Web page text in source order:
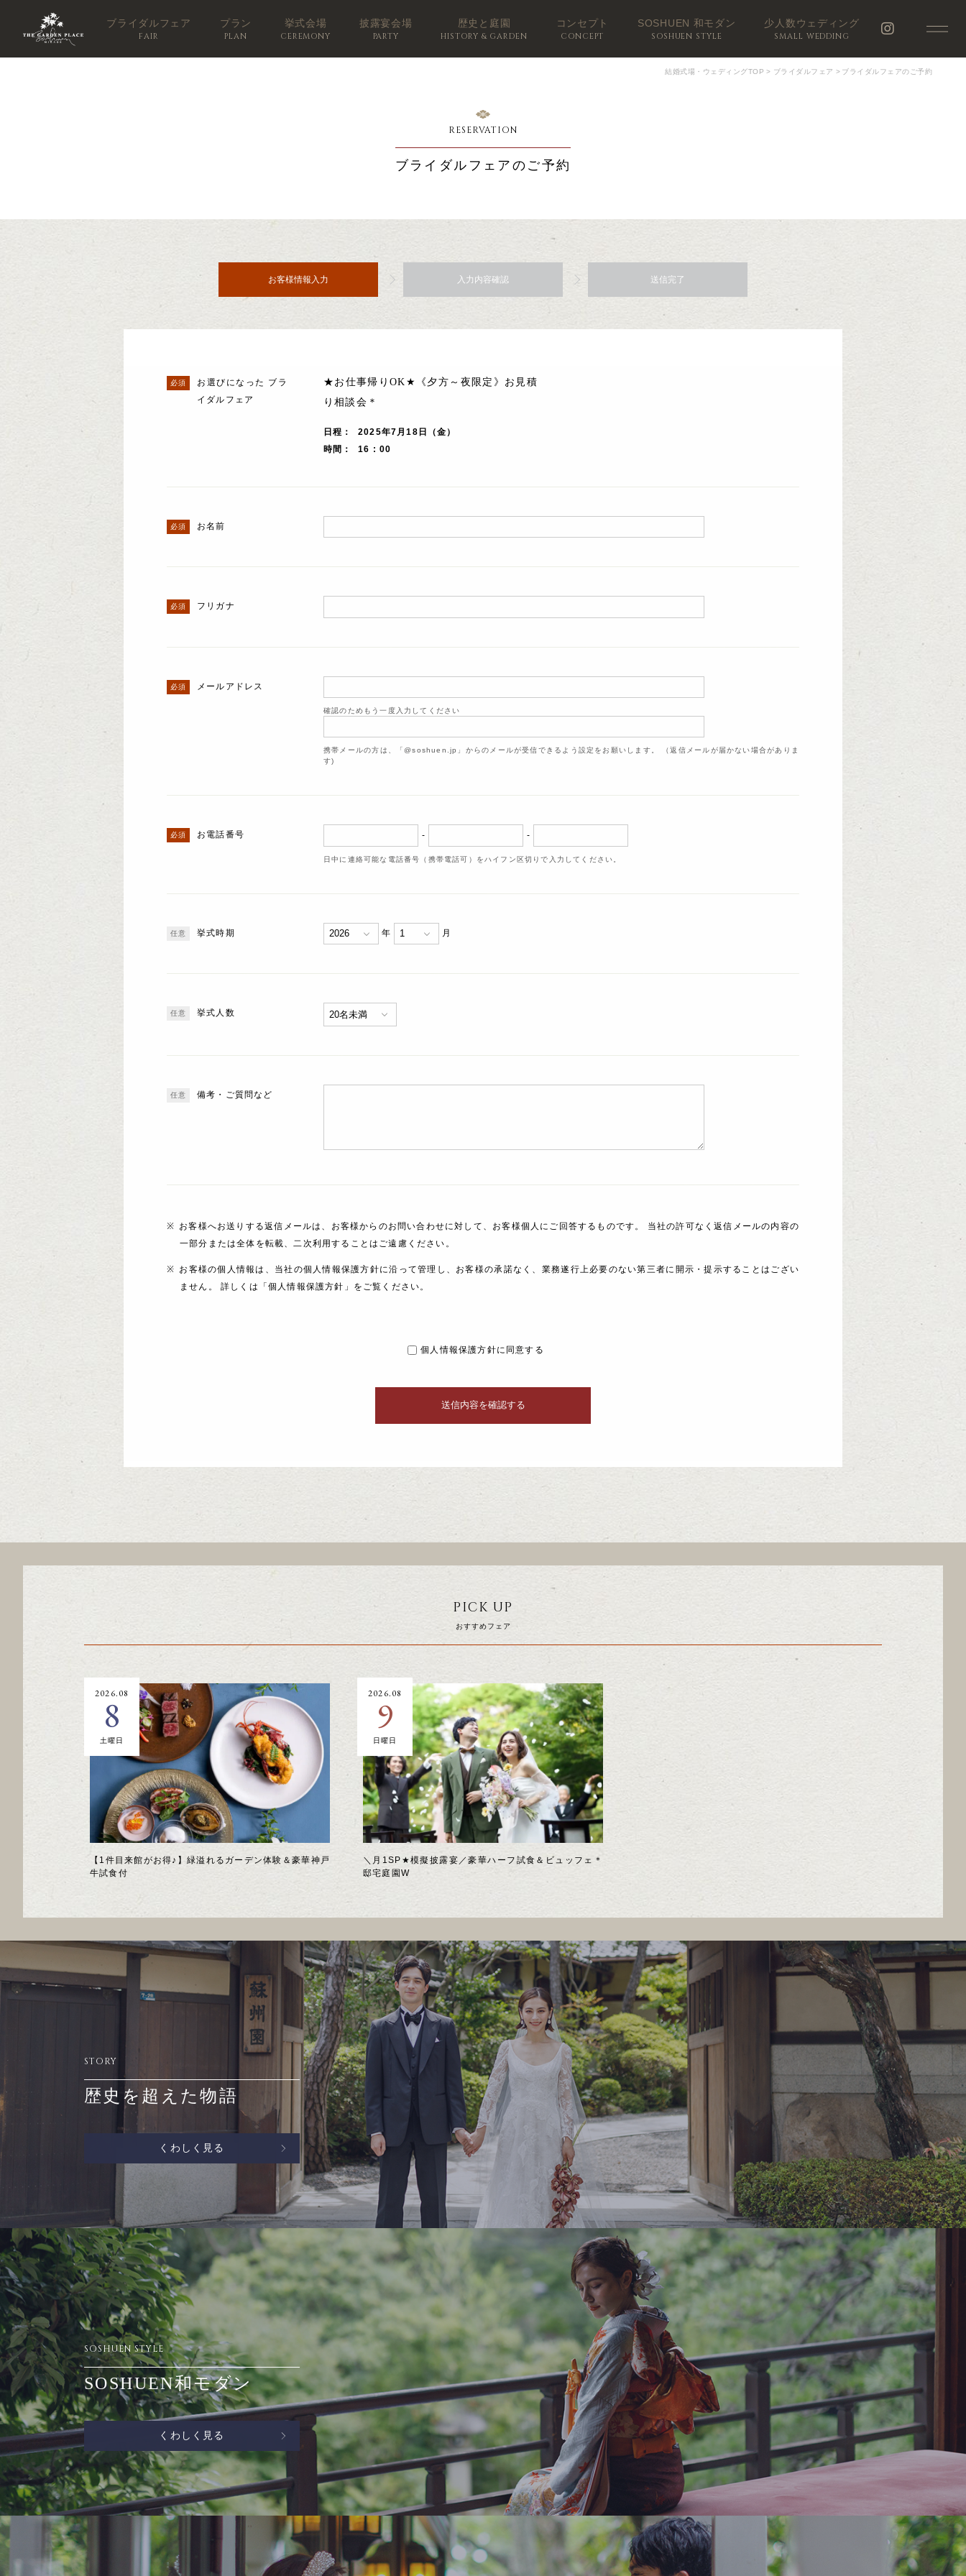
ブライダルフェア
FAIR
プラン
PLAN
挙式会場
CEREMONY
披露宴会場
PARTY
歴史と庭園
HISTORY & GARDEN
コンセプト
CONCEPT
SOSHUEN 和モダン
SOSHUEN STYLE
少人数ウェディング
SMALL WEDDING
結婚式場・ウェディングTOP > ブライダルフェア > ブライダルフェアのご予約
RESERVATION
ブライダルフェアのご予約
お客様情報入力 入力内容確認 送信完了
お選びになった ブラ
イダルフェア
★お仕事帰りOK★《夕方～夜限定》お見積
り相談会＊
日程
2025年7月18日（金）
時間
16 : 00
お名前
フリガナ
メールアドレス
確認のためもう一度入力してください
携帯メールの方は、「@soshuen.jp」からのメールが受信できるよう設定をお願いします。 （返信メールが届かない場合がありま
す)
お電話番号 - -
日中に連絡可能な電話番号（携帯電話可）をハイフン区切りで入力してください。
挙式時期 年 月
挙式人数
備考・ご質問など
お客様へお送りする返信メールは、お客様からのお問い合わせに対して、お客様個人にご回答するものです。 当社の許可なく返信メールの内容の
一部分または全体を転載、二次利用することはご遠慮ください。
お客様の個人情報は、当社の個人情報保護方針に沿って管理し、お客様の承諾なく、業務遂行上必要のない第三者に開示・提示することはござい
ません。 詳しくは「個人情報保護方針」をご覧ください。
個人情報保護方針に同意する
PICK UP
おすすめフェア
【1件目来館がお得♪】緑溢れるガーデン体験＆豪華神戸
牛試食付
2026.08
8
土曜日
＼月1SP★模擬披露宴／豪華ハーフ試食＆ビュッフェ＊
邸宅庭園W
2026.08
9
日曜日
STORY
歴史を超えた物語
くわしく見る
SOSHUEN STYLE
SOSHUEN和モダン
くわしく見る